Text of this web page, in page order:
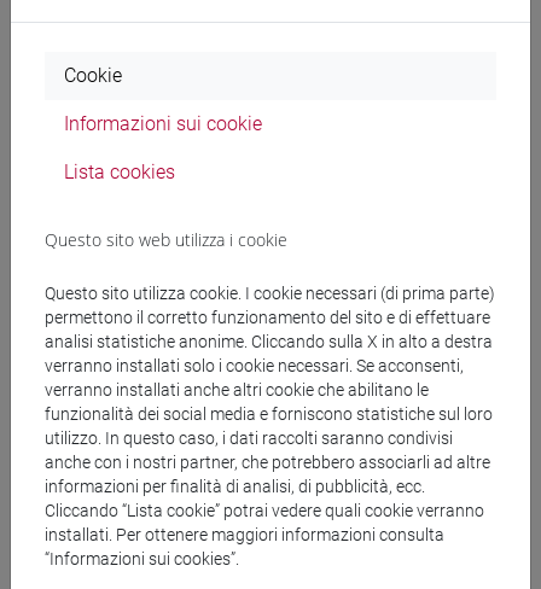
Materiali didattici
Corsi di studio e percorsi
[CTR3] INFORMATICA - Laurea
tecnologie e scienze dell'informazione/european
computer science
Insegnamenti mutuati
Cookie
Informazioni sui cookie
Lista cookies
Questo sito web utilizza i cookie
Questo sito utilizza cookie. I cookie necessari (di prima parte)
permettono il corretto funzionamento del sito e di effettuare
analisi statistiche anonime. Cliccando sulla X in alto a destra
verranno installati solo i cookie necessari. Se acconsenti,
verranno installati anche altri cookie che abilitano le
funzionalità dei social media e forniscono statistiche sul loro
utilizzo. In questo caso, i dati raccolti saranno condivisi
anche con i nostri partner, che potrebbero associarli ad altre
informazioni per finalità di analisi, di pubblicità, ecc.
Cliccando “Lista cookie” potrai vedere quali cookie verranno
installati. Per ottenere maggiori informazioni consulta
“Informazioni sui cookies”.